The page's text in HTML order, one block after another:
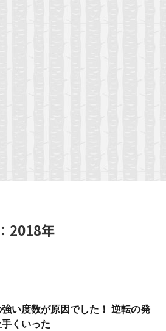
2018年
い度数が原因でした！ 逆転の発
くいった